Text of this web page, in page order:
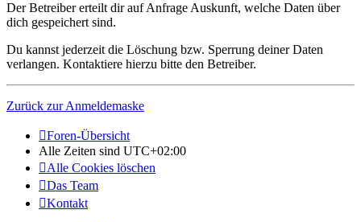
Der Betreiber erteilt dir auf Anfrage Auskunft, welche Daten über
dich gespeichert sind.
Du kannst jederzeit die Löschung bzw. Sperrung deiner Daten
verlangen. Kontaktiere hierzu bitte den Betreiber.
Zurück zur Anmeldemaske
Foren-Übersicht
Alle Zeiten sind UTC+02:00
Alle Cookies löschen
Das Team
Kontakt